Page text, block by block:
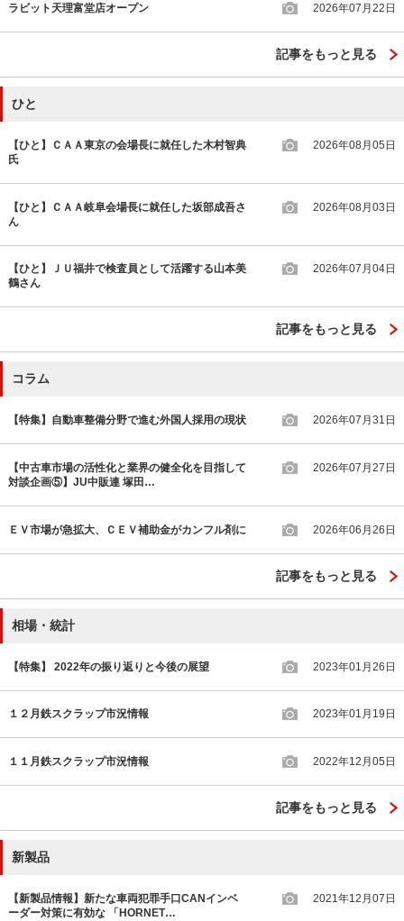
ラビット天理富堂店オープン 2026年07月22日
記事をもっと見る
ひと
【ひと】ＣＡＡ東京の会場長に就任した木村智典
氏
2026年08月05日
【ひと】ＣＡＡ岐阜会場長に就任した坂部成吾さ
ん
2026年08月03日
【ひと】ＪＵ福井で検査員として活躍する山本美
鶴さん
2026年07月04日
記事をもっと見る
コラム
【特集】自動車整備分野で進む外国人採用の現状 2026年07月31日
【中古車市場の活性化と業界の健全化を目指して
対談企画⑤】JU中販連 塚田…
2026年07月27日
ＥＶ市場が急拡大、ＣＥＶ補助金がカンフル剤に 2026年06月26日
記事をもっと見る
相場・統計
【特集】 2022年の振り返りと今後の展望 2023年01月26日
１２月鉄スクラップ市況情報 2023年01月19日
１１月鉄スクラップ市況情報 2022年12月05日
記事をもっと見る
新製品
【新製品情報】新たな車両犯罪手口CANインベ
ーダー対策に有効な 「HORNET…
2021年12月07日